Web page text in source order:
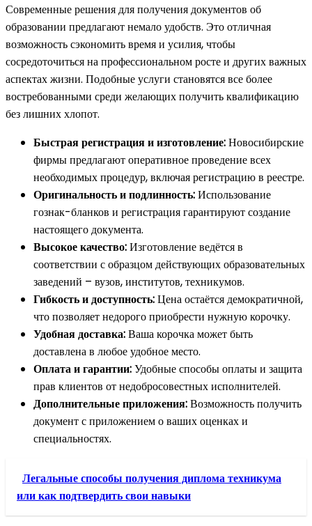
Современные решения для получения документов об
образовании предлагают немало удобств. Это отличная
возможность сэкономить время и усилия, чтобы
сосредоточиться на профессиональном росте и других важных
аспектах жизни. Подобные услуги становятся все более
востребованными среди желающих получить квалификацию
без лишних хлопот.
Быстрая регистрация и изготовление:Новосибирские
фирмы предлагают оперативное проведение всех
необходимых процедур, включая регистрацию в реестре.
Оригинальность и подлинность:Использование
гознак-бланков и регистрация гарантируют создание
настоящего документа.
Высокое качество:Изготовление ведётся в
соответствии с образцом действующих образовательных
заведений – вузов, институтов, техникумов.
Гибкость и доступность:Цена остаётся демократичной,
что позволяет недорого приобрести нужную корочку.
Удобная доставка:Ваша корочка может быть
доставлена в любое удобное место.
Оплата и гарантии:Удобные способы оплаты и защита
прав клиентов от недобросовестных исполнителей.
Дополнительные приложения:Возможность получить
документ с приложением о ваших оценках и
специальностях.
Легальные способы получения диплома техникума
или как подтвердить свои навыки